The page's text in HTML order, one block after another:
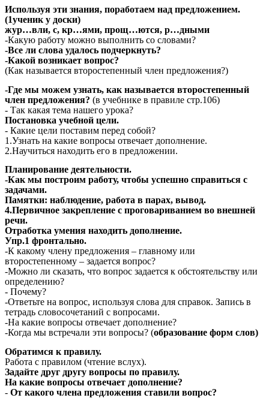
Используя эти знания, поработаем над предложением.
(1ученик у доски)
жур…вли, с, кр…ями, прощ…ются, р…дными
-Какую работу можно выполнить со словами?
-Все ли слова удалось подчеркнуть?
-Какой возникает вопрос?
(Как называется второстепенный член предложения?)
-Где мы можем узнать, как называется второстепенный
член предложения? (в учебнике в правиле стр.106)
- Так какая тема нашего урока?
Постановка учебной цели.
- Какие цели поставим перед собой?
1.Узнать на какие вопросы отвечает дополнение.
2.Научиться находить его в предложении.
Планирование деятельности.
-Как мы построим работу, чтобы успешно справиться с
задачами.
Памятки: наблюдение, работа в парах, вывод.
4.Первичное закрепление с проговариванием во внешней
речи.
Отработка умения находить дополнение.
Упр.1 фронтально.
-К какому члену предложения – главному или
второстепенному – задается вопрос?
-Можно ли сказать, что вопрос задается к обстоятельству или
определению?
- Почему?
-Ответьте на вопрос, используя слова для справок. Запись в
тетрадь словосочетаний с вопросами.
-На какие вопросы отвечает дополнение?
-Когда мы встречали эти вопросы? (образование форм слов)
Обратимся к правилу.
Работа с правилом (чтение вслух).
Задайте друг другу вопросы по правилу.
На какие вопросы отвечает дополнение?
- От какого члена предложения ставили вопрос?